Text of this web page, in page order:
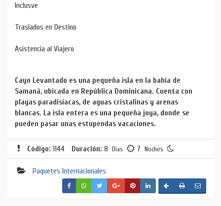
Inclusve
Traslados en Destino
Asistencia al Viajero
Cayo Levantado es una pequeña isla en la bahía de
Samaná, ubicada en República Dominicana. Cuenta con
playas paradisiacas, de aguas cristalinas y arenas
blancas. La isla entera es una pequeña joya, donde se
pueden pasar unas estupendas vacaciones.
Código: 1144 Duración: 8 Días 7 Noches
Paquetes Internacionales